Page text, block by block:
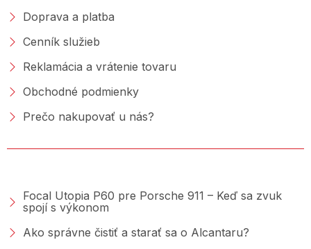
Doprava a platba
Cenník služieb
Reklamácia a vrátenie tovaru
Obchodné podmienky
Prečo nakupovať u nás?
Focal Utopia P60 pre Porsche 911 – Keď sa zvuk
spojí s výkonom
Ako správne čistiť a starať sa o Alcantaru?